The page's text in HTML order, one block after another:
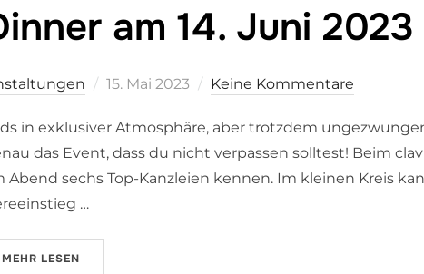
am 14. Juni 2023
Veröffentlicht
15. Mai 2023 Keine Kommentare
in exklusiver Atmosphäre, aber trotzdem
das Event, dass du nicht verpassen solltest! Beim
sechs Top-Kanzleien kennen. Im kleinen Kreis
…
MEHR ÜBER „CLAVISTO KARRIERE-DINNER AM 14. JUNI 2023“
LESEN